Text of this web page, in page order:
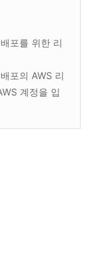
포를 위한 리
포의 AWS 리
계정을 입